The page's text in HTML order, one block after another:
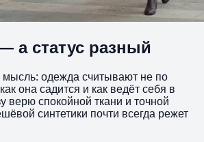
а статус разный
мысль: одежда считывают не по
она садится и как ведёт себя в
верю спокойной ткани и точной
синтетики почти всегда режет